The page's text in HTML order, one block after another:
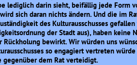
lediglich darin sieht, beifällig jede Form
sich daran nichts ändern. Und die im
des Kulturausschusses
der Stadt aus), haben keine
bewirkt. Wir würden uns
so engagiert vertreten
gegenüber dem Rat verteidigt.